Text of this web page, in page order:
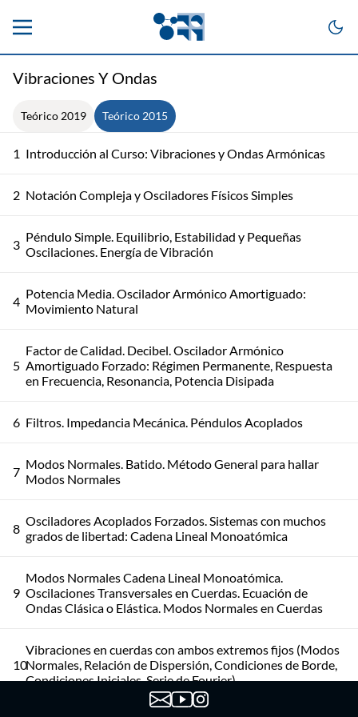
Vibraciones Y Ondas
Teórico 2019 Teórico 2015
1 Introducción al Curso: Vibraciones y Ondas Armónicas
2 Notación Compleja y Osciladores Físicos Simples
3 Péndulo Simple. Equilibrio, Estabilidad y Pequeñas
Oscilaciones. Energía de Vibración
4 Potencia Media. Oscilador Armónico Amortiguado:
Movimiento Natural
5
Factor de Calidad. Decibel. Oscilador Armónico
Amortiguado Forzado: Régimen Permanente, Respuesta
en Frecuencia, Resonancia, Potencia Disipada
6 Filtros. Impedancia Mecánica. Péndulos Acoplados
7 Modos Normales. Batido. Método General para hallar
Modos Normales
8 Osciladores Acoplados Forzados. Sistemas con muchos
grados de libertad: Cadena Lineal Monoatómica
9
Modos Normales Cadena Lineal Monoatómica.
Oscilaciones Transversales en Cuerdas. Ecuación de
Ondas Clásica o Elástica. Modos Normales en Cuerdas
10
Vibraciones en cuerdas con ambos extremos fijos (Modos
Normales, Relación de Dispersión, Condiciones de Borde,
Condiciones Iniciales, Serie de Fourier)